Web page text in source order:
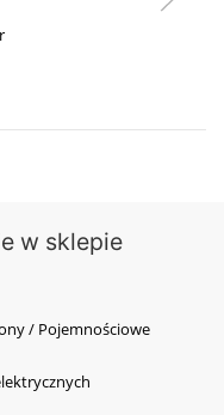
w sklepie
/ Pojemnościowe